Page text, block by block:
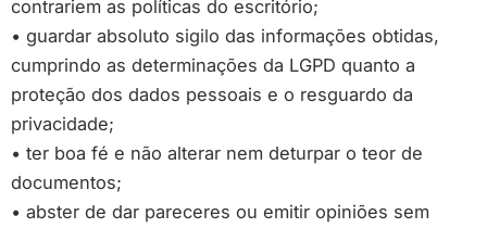
contrariem as políticas do escritório;
• guardar absoluto sigilo das informações obtidas,
cumprindo as determinações da LGPD quanto a
proteção dos dados pessoais e o resguardo da
privacidade;
• ter boa fé e não alterar nem deturpar o teor de
documentos;
• abster de dar pareceres ou emitir opiniões sem